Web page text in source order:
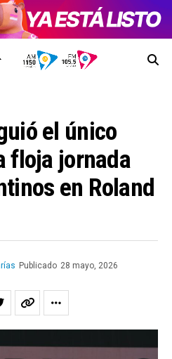
el único
floja jornada
en Roland
Publicado 28 mayo, 2026